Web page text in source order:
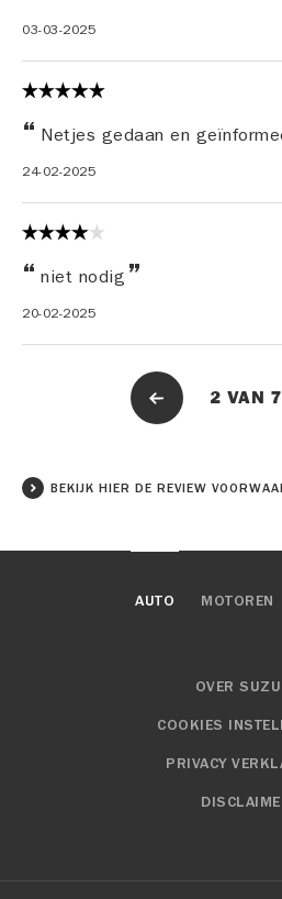
03-03-2025
Netjes gedaan en
24-02-2025
niet nodig
20-02-2025
2 VAN 7
BEKIJK HIER DE REVIEW
AUTO MOTOREN
OVER
COOKIES
PRIVACY